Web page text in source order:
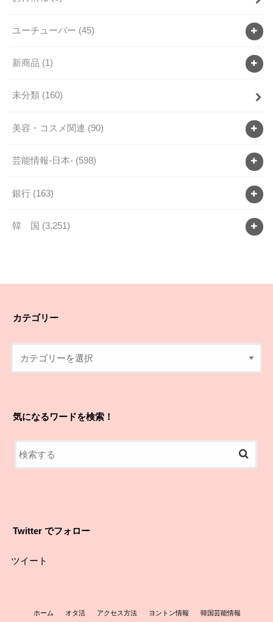
ユーチューバー (45)
新商品 (1)
未分類 (160)
美容・コスメ関連 (90)
芸能情報-日本- (598)
銀行 (163)
韓 国 (3,251)
カテゴリー
気になるワードを検索！
Twitter でフォロー
ツイート
ホーム オタ活 アクセス方法 ヨントン情報 韓国芸能情報